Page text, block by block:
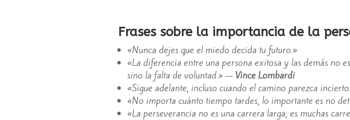
Frases sobre la importancia de la
«Nunca dejes que el miedo decida tu futuro.»
«La diferencia entre una persona exitosa y las demás no
sino la falta de voluntad.» — Vince Lombardi
«Sigue adelante, incluso cuando el camino parezca
«No importa cuánto tiempo tardes, lo importante es no
«La perseverancia no es una carrera larga; es muchas